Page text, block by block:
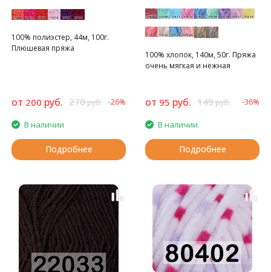
100% полиэстер, 44м, 100г.
Плюшевая пряжа
от 200 руб. 270руб. -26%
В наличии
Подробнее
100% хлопок, 140м, 50г. Пряжа
очень мягкая и нежная
от 95 руб. 149руб. -36%
В наличии
Подробнее